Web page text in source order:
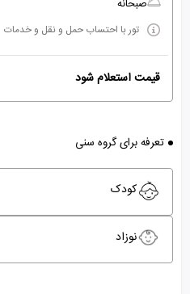
صبحانه
تور با احتساب حمل و نقل و خدمات
قیمت استعلام شود
تعرفه برای گروه سنی
کودک
نوزاد